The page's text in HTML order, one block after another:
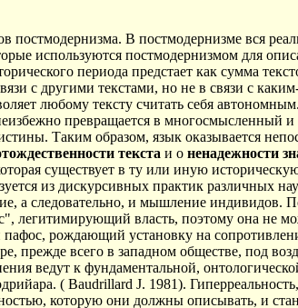
постмодернизма. В постмодернизме вся
используются постмодернизмом для
периода предстает как сумма
с другими текстами, но не в связи с
любому тексту считать себя
превращается в многосмысленный
Таким образом, язык оказывается
текста и о ненадежности
существует в ту или иную
из дискурсивных практик различных
а следовательно, и мышление
легитимирующий власть, поэтому она не
рождающий установку на
прежде всего в западном обществе, под
ведут к фундаментальной,
( Baudrillard J. 1981).
которую они должны описывать, и